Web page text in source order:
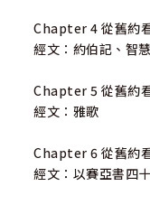
Chapter 4 從舊約
經文：約伯記、智
Chapter 5 從舊約
經文：雅歌
Chapter 6 從舊約
經文：以賽亞書四